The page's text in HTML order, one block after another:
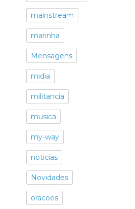
mainstream
marinha
Mensagens
midia
militancia
musica
my-way
noticias
Novidades
oracoes